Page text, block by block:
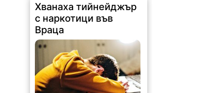
Хванаха тийнейджър
с наркотици във
Враца